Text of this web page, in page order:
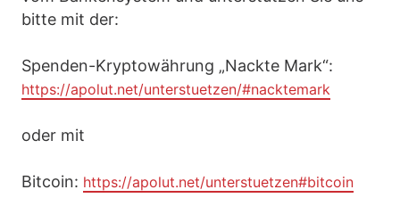
bitte mit der:
Spenden-Kryptowährung „Nackte Mark“:
https://apolut.net/unterstuetzen/#nacktemark
oder mit
Bitcoin: https://apolut.net/unterstuetzen#bitcoin